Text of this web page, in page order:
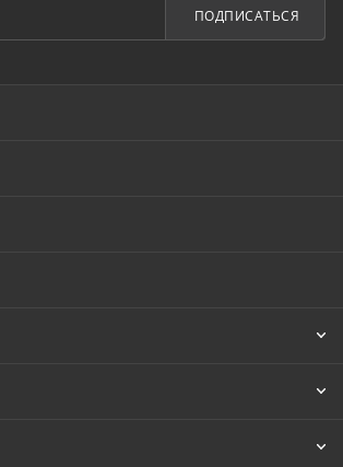
ПОДПИСАТЬСЯ